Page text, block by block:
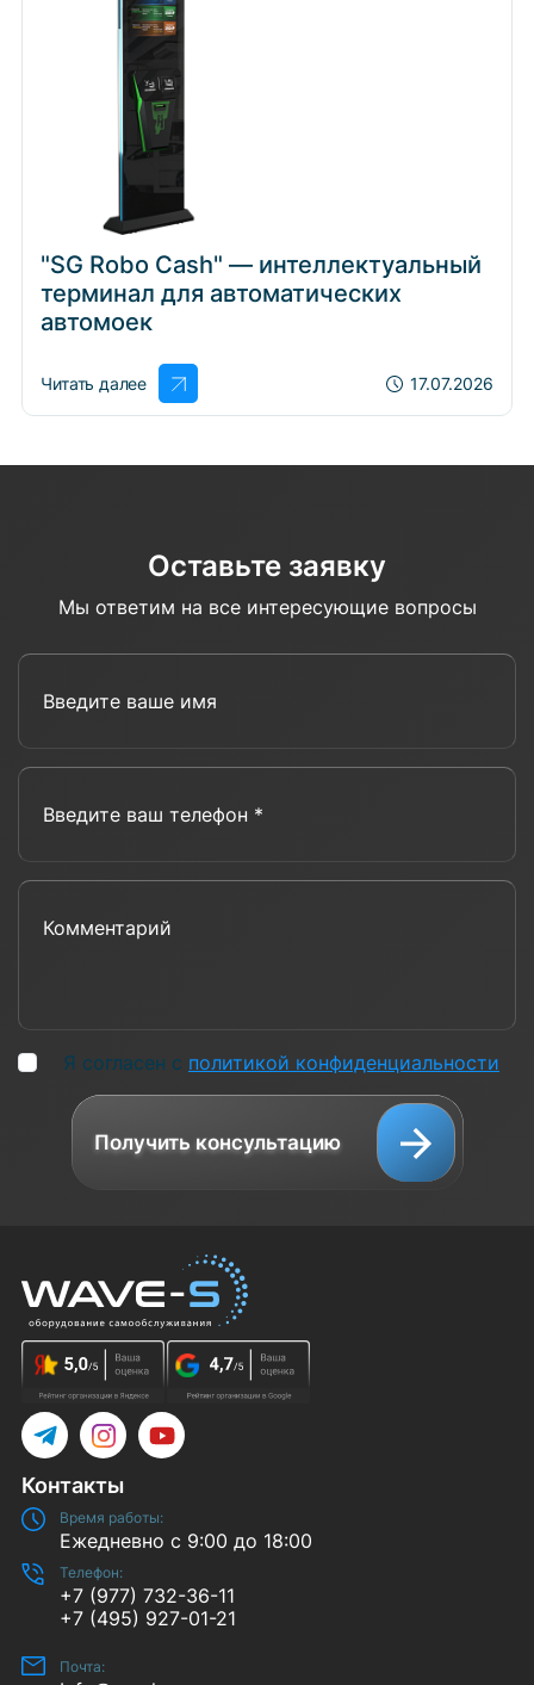
"SG Robo Cash" — интеллектуальный
терминал для автоматических
автомоек
Читать далее 17.07.2026
Оставьте заявку
Мы ответим на все интересующие вопросы
Я согласен с политикой конфиденциальности
Получить консультацию
TelegramInstagramYouTube
Контакты
Время работы:
Ежедневно с 9:00 до 18:00
Телефон:
+7 (977) 732-36-11
+7 (495) 927-01-21
Почта: